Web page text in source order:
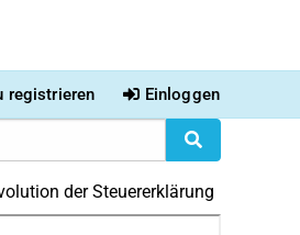
registrieren Einloggen
der Steuererklärung